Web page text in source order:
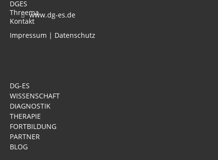
www.dg-es.de
Impressum | Datenschutz
DG-ES
WISSENSCHAFT
DIAGNOSTIK
THERAPIE
FORTBILDUNG
PARTNER
BLOG